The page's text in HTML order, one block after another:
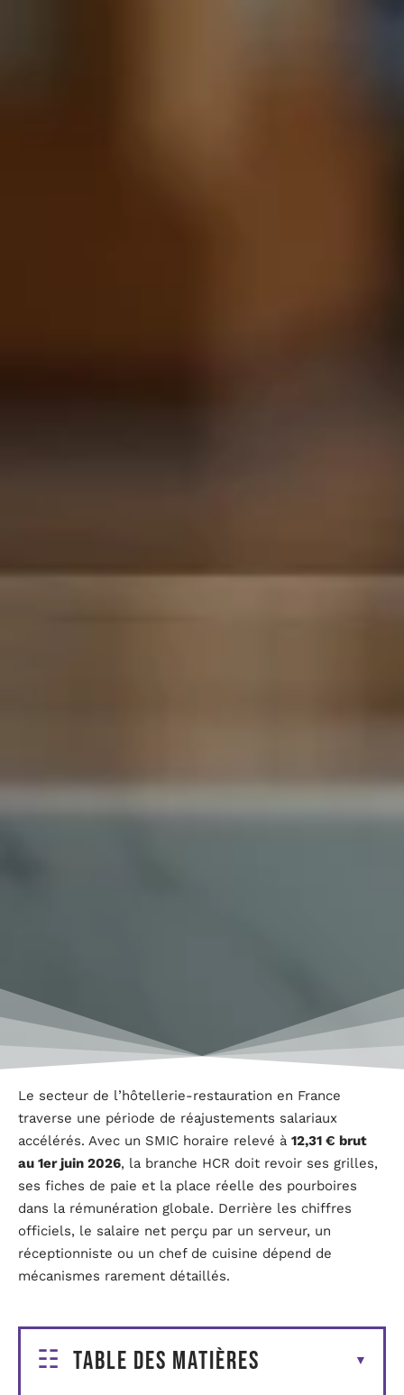
Le secteur de l’hôtellerie-restauration en France
traverse une période de réajustements salariaux
accélérés. Avec un SMIC horaire relevé à 12,31 € brut
au 1er juin 2026, la branche HCR doit revoir ses grilles,
ses fiches de paie et la place réelle des pourboires
dans la rémunération globale. Derrière les chiffres
officiels, le salaire net perçu par un serveur, un
réceptionniste ou un chef de cuisine dépend de
mécanismes rarement détaillés.
Table des matières